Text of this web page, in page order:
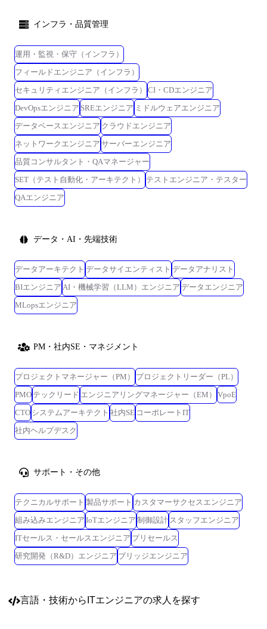
インフラ・品質管理
運用・監視・保守（インフラ）
フィールドエンジニア（インフラ）
セキュリティエンジニア（インフラ）
CI・CDエンジニア
DevOpsエンジニア SREエンジニア ミドルウェアエンジニア
データベースエンジニア クラウドエンジニア
ネットワークエンジニア サーバーエンジニア
品質コンサルタント・QAマネージャー
SET（テスト自動化・アーキテクト）
テストエンジニア・テスター
QAエンジニア
データ・AI・先端技術
データアーキテクト データサイエンティスト データアナリスト
BIエンジニア AI・機械学習（LLM）エンジニア データエンジニア
MLopsエンジニア
PM・社内SE・マネジメント
プロジェクトマネージャー（PM）
プロジェクトリーダー（PL）
PMO テックリード エンジニアリングマネージャー（EM）
VpoE
CTO システムアーキテクト 社内SE コーポレートIT
社内ヘルプデスク
サポート・その他
テクニカルサポート 製品サポート カスタマーサクセスエンジニア
組み込みエンジニア IoTエンジニア 制御設計 スタッフエンジニア
ITセールス・セールスエンジニア プリセールス
研究開発（R&D）エンジニア ブリッジエンジニア
言語・技術からITエンジニアの求人を探す